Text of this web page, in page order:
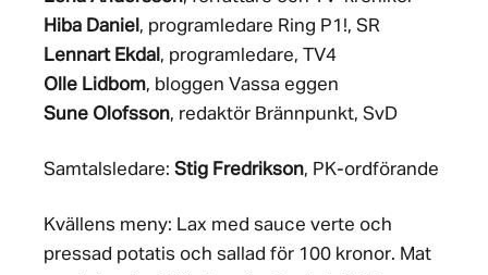
Hiba Daniel , programledare Ring P1!, SR
Lennart Ekdal , programledare, TV4
Olle Lidbom, bloggen Vassa eggen
Sune Olofsson, redaktör Brännpunkt, SvD
Samtalsledare: Stig Fredrikson, PK-ordförande
Kvällens meny: Lax med sauce verte och
pressad potatis och sallad för 100 kronor. Mat